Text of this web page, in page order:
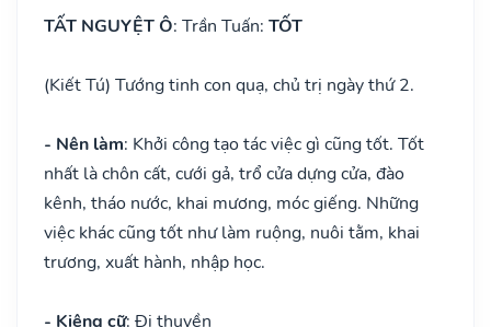
TẤT NGUYỆT Ô: Trần Tuấn: TỐT
(Kiết Tú) Tướng tinh con quạ, chủ trị ngày thứ 2.
- Nên làm: Khởi công tạo tác việc gì cũng tốt. Tốt
nhất là chôn cất, cưới gả, trổ cửa dựng cửa, đào
kênh, tháo nước, khai mương, móc giếng. Những
việc khác cũng tốt như làm ruộng, nuôi tằm, khai
trương, xuất hành, nhập học.
- Kiêng cữ: Đi thuyền